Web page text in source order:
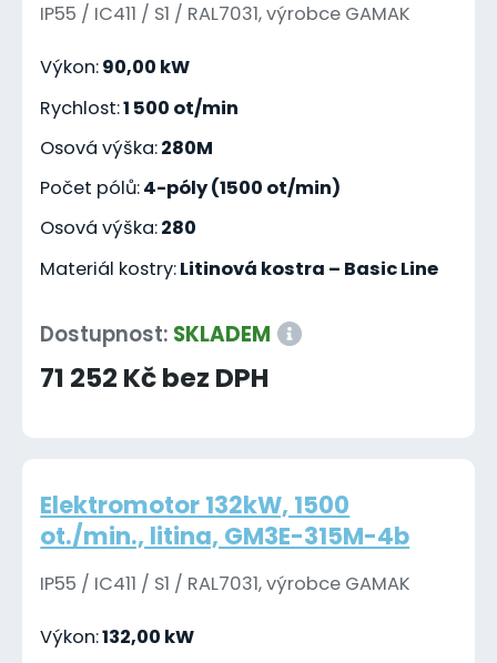
IP55 / IC411 / S1 / RAL7031, výrobce GAMAK
Výkon:90,00 kW
Rychlost:1 500 ot/min
Osová výška:280M
Počet pólů:4-póly (1500 ot/min)
Osová výška:280
Materiál kostry:Litinová kostra – Basic Line
Dostupnost: SKLADEM
71 252 Kč bez DPH
Elektromotor 132kW, 1500
ot./min., litina, GM3E-315M-4b
IP55 / IC411 / S1 / RAL7031, výrobce GAMAK
Výkon:132,00 kW